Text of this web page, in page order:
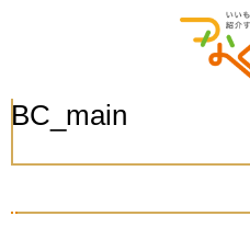
BC_main